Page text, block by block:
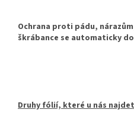
Ochrana proti pádu,
škrábance se automaticky
Druhy fólií, které u nás